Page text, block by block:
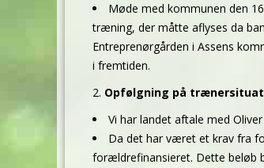
Møde med kommunen den
træning, der måtte aflyses da
Entreprenørgården i Assens
i fremtiden.
Opfølgning på
Vi har landet aftale med
Da det har været et krav fra
forældrefinansieret. Dette beløb